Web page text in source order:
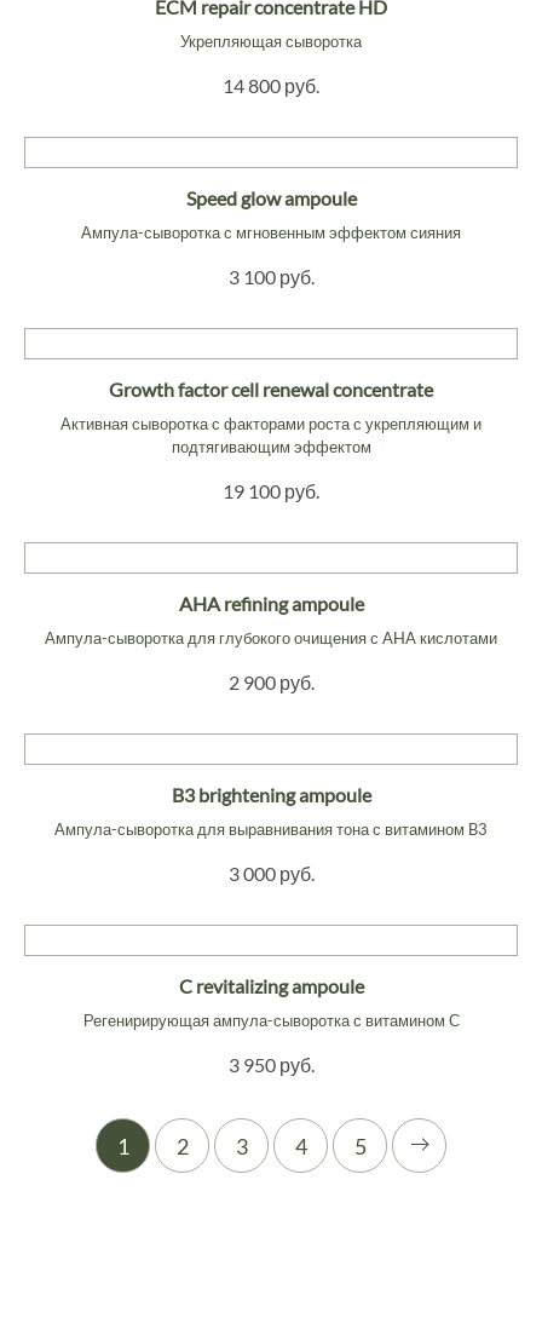
ECM repair concentrate HD
Укрепляющая сыворотка
14 800 руб.
Speed glow ampoule
Ампула-сыворотка с мгновенным эффектом сияния
3 100 руб.
Growth factor cell renewal concentrate
Активная сыворотка с факторами роста с укрепляющим и
подтягивающим эффектом
19 100 руб.
AHA refining ampoule
Ампула-сыворотка для глубокого очищения с AHA кислотами
2 900 руб.
B3 brightening ampoule
Ампула-сыворотка для выравнивания тона с витамином B3
3 000 руб.
C revitalizing ampoule
Регенирирующая ампула-сыворотка с витамином С
3 950 руб.
1 2 3 4 5